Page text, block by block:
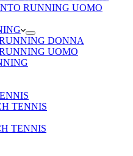
RUNNING UOMO
DONNA
UOMO
TENNIS
TENNIS